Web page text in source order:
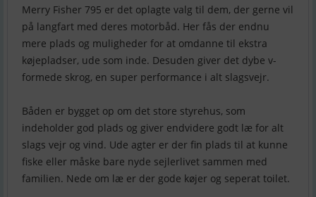
Merry Fisher 795 er det oplagte valg til dem, der gerne vil
på langfart med deres motorbåd. Her fås der endnu
mere plads og muligheder for at omdanne til ekstra
køjepladser, ude som inde. Desuden giver det dybe v-
formede skrog, en super performance i alt slagsvejr.
Båden er bygget op om det store styrehus, som
indeholder god plads og giver endvidere godt læ for alt
slags vejr og vind. Ude agter er der fin plads til at kunne
fiske eller måske bare nyde sejlerlivet sammen med
familien. Nede om læ er der gode køjer og seperat toilet.